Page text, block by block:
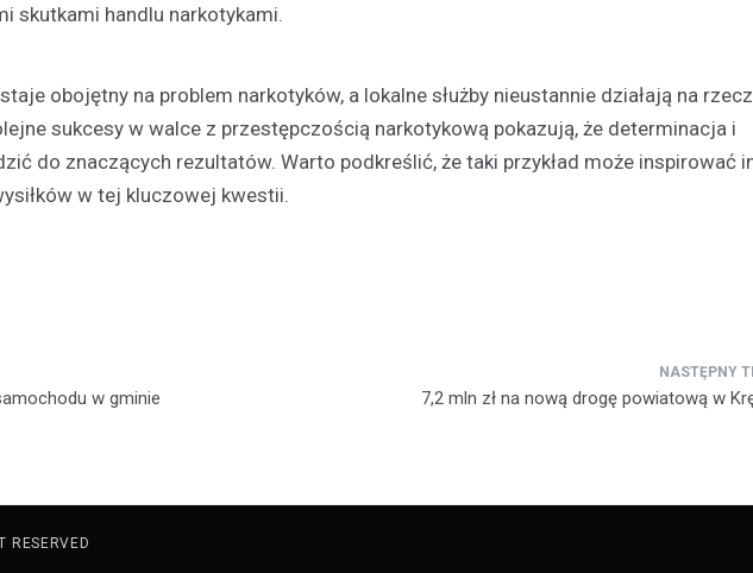
skutkami handlu narkotykami.
obojętny na problem narkotyków, a lokalne służby nieustannie działają na rzecz
sukcesy w walce z przestępczością narkotykową pokazują, że determinacja i
do znaczących rezultatów. Warto podkreślić, że taki przykład może inspirować
w tej kluczowej kwestii.
w gminie
7,2 mln zł na nową drogę powiatową w
RESERVED